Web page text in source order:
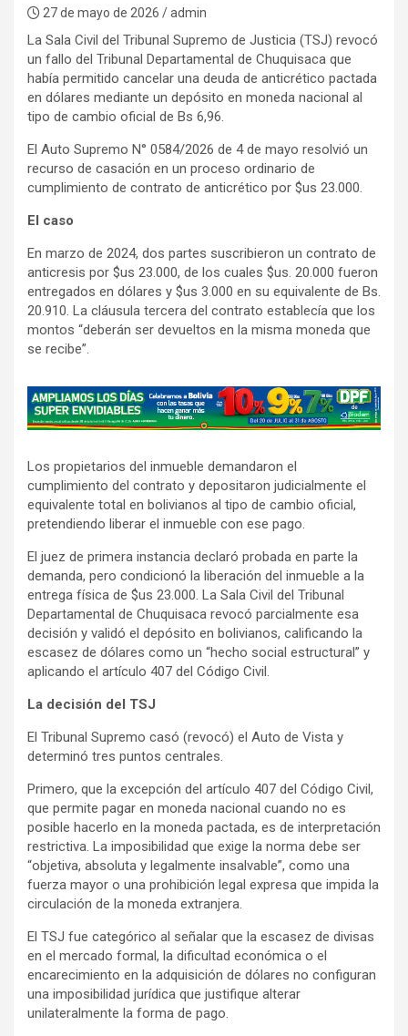
27 de mayo de 2026 / admin
La Sala Civil del Tribunal Supremo de Justicia (TSJ) revocó
un fallo del Tribunal Departamental de Chuquisaca que
había permitido cancelar una deuda de anticrético pactada
en dólares mediante un depósito en moneda nacional al
tipo de cambio oficial de Bs 6,96.
El Auto Supremo N° 0584/2026 de 4 de mayo resolvió un
recurso de casación en un proceso ordinario de
cumplimiento de contrato de anticrético por $us 23.000.
El caso
En marzo de 2024, dos partes suscribieron un contrato de
anticresis por $us 23.000, de los cuales $us. 20.000 fueron
entregados en dólares y $us 3.000 en su equivalente de Bs.
20.910. La cláusula tercera del contrato establecía que los
montos “deberán ser devueltos en la misma moneda que
se recibe”.
A
d
e
r
t
s
e
m
e
n
t
:
Los propietarios del inmueble demandaron el
cumplimiento del contrato y depositaron judicialmente el
equivalente total en bolivianos al tipo de cambio oficial,
pretendiendo liberar el inmueble con ese pago.
El juez de primera instancia declaró probada en parte la
demanda, pero condicionó la liberación del inmueble a la
entrega física de $us 23.000. La Sala Civil del Tribunal
Departamental de Chuquisaca revocó parcialmente esa
decisión y validó el depósito en bolivianos, calificando la
escasez de dólares como un “hecho social estructural” y
aplicando el artículo 407 del Código Civil.
La decisión del TSJ
El Tribunal Supremo casó (revocó) el Auto de Vista y
determinó tres puntos centrales.
Primero, que la excepción del artículo 407 del Código Civil,
que permite pagar en moneda nacional cuando no es
posible hacerlo en la moneda pactada, es de interpretación
restrictiva. La imposibilidad que exige la norma debe ser
“objetiva, absoluta y legalmente insalvable”, como una
fuerza mayor o una prohibición legal expresa que impida la
circulación de la moneda extranjera.
El TSJ fue categórico al señalar que la escasez de divisas
en el mercado formal, la dificultad económica o el
encarecimiento en la adquisición de dólares no configuran
una imposibilidad jurídica que justifique alterar
unilateralmente la forma de pago.